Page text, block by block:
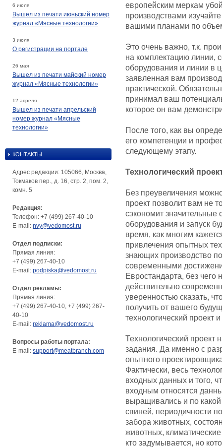
6 июля
Вышел из печати июньский номер
журнал «Мясные технологии»
3 июля
О регистрации на портале
26 мая
Вышел из печати майский номер
журнал «Мясные технологии»
12 апреля
Вышел из печати апрельский
номер журнал «Мясные
технологии»
КОНТАКТЫ
Адрес редакции: 105066, Москва,
Токмаков пер., д. 16, стр. 2, пом. 2,
комн. 5
Редакция:
Телефон: +7 (499) 267-40-10
E-mail: nvy@vedomost.ru
Отдел подписки:
Прямая линия:
+7 (499) 267-40-10
E-mail: podpiska@vedomost.ru
Отдел рекламы:
Прямая линия:
+7 (499) 267-40-10, +7 (499) 267-
40-10
E-mail: reklama@vedomost.ru
Вопросы работы портала:
E-mail: support@meatbranch.com
европейским меркам
производствами
вашими планами по
Это очень важно, т.к.
на комплектацию линии,
оборудования и линии в
заявленная вам
практической.
принимал ваш
которое он вам
После того, как вы
его компетенции и
следующему этапу.
Технологический
Без преувеличения
проект позволит вам не
сэкономит значительные
оборудования и запуск
время, как многим
привлечения опытных
знающих производство
современными
Евростандарта, без
действительно
уверенностью сказать,
получить от вашего
технологический проект
Технологический проект
задания. Да именно с
опытного
Фактически, весь
входных данных и того,
входным относятся
выращивались и по
свиней, периодичности
забора животных,
животных,
кто задумывается, но